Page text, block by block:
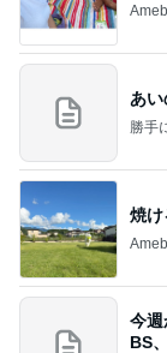
あ
勝手
焼け
今
BS